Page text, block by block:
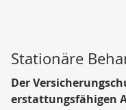
Stationäre
Der
erstattungsfähigen